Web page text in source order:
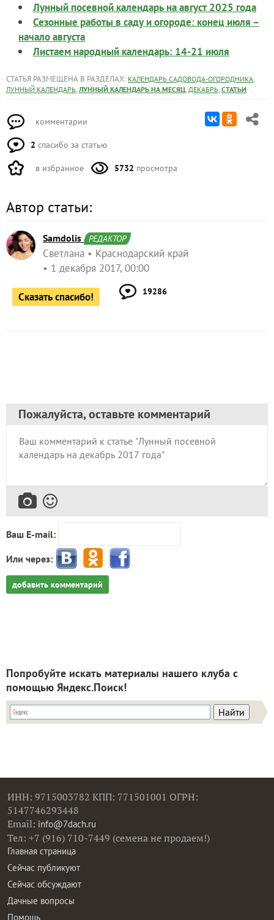
Лунный посевной календарь на август 2025 года
Сезонные работы в саду и огороде: конец июля –
начало августа
Листаем народный календарь: 14-21 июля
СТАТЬЯ РАЗМЕЩЕНА В РАЗДЕЛАХ: КАЛЕНДАРЬ САДОВОДА-ОГОРОДНИКА,
ЛУННЫЙ КАЛЕНДАРЬ, ЛУННЫЙ КАЛЕНДАРЬ НА МЕСЯЦ, ДЕКАБРЬ, СТАТЬИ
комментарии
2 спасибо за статью
в избранное 5732 просмотра
Автор статьи:
Samdolis РЕДАКТОР
Светлана
Краснодарский край
1 декабря 2017, 00:00
Сказать спасибо! 19286
Пожалуйста, оставьте комментарий
Ваш E-mail:
Или через:
добавить комментарий
Попробуйте искать материалы нашего клуба с
помощью Яндекс.Поиск!
ИНН: 9715003782 КПП: 771501001 ОГРН:
5147746293448
Email: info@7dach.ru
Тел: +7 (916) 710-7449 (семена не продаем!)
Главная страница
Сейчас публикуют
Сейчас обсуждают
Дачные вопросы
Помощь